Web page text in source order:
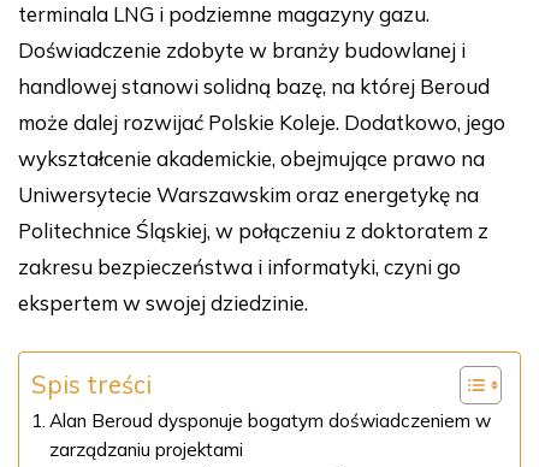
terminala LNG i podziemne magazyny gazu.
Doświadczenie zdobyte w branży budowlanej i
handlowej stanowi solidną bazę, na której Beroud
może dalej rozwijać Polskie Koleje. Dodatkowo, jego
wykształcenie akademickie, obejmujące prawo na
Uniwersytecie Warszawskim oraz energetykę na
Politechnice Śląskiej, w połączeniu z doktoratem z
zakresu bezpieczeństwa i informatyki, czyni go
ekspertem w swojej dziedzinie.
Spis treści
Alan Beroud dysponuje bogatym doświadczeniem w
zarządzaniu projektami